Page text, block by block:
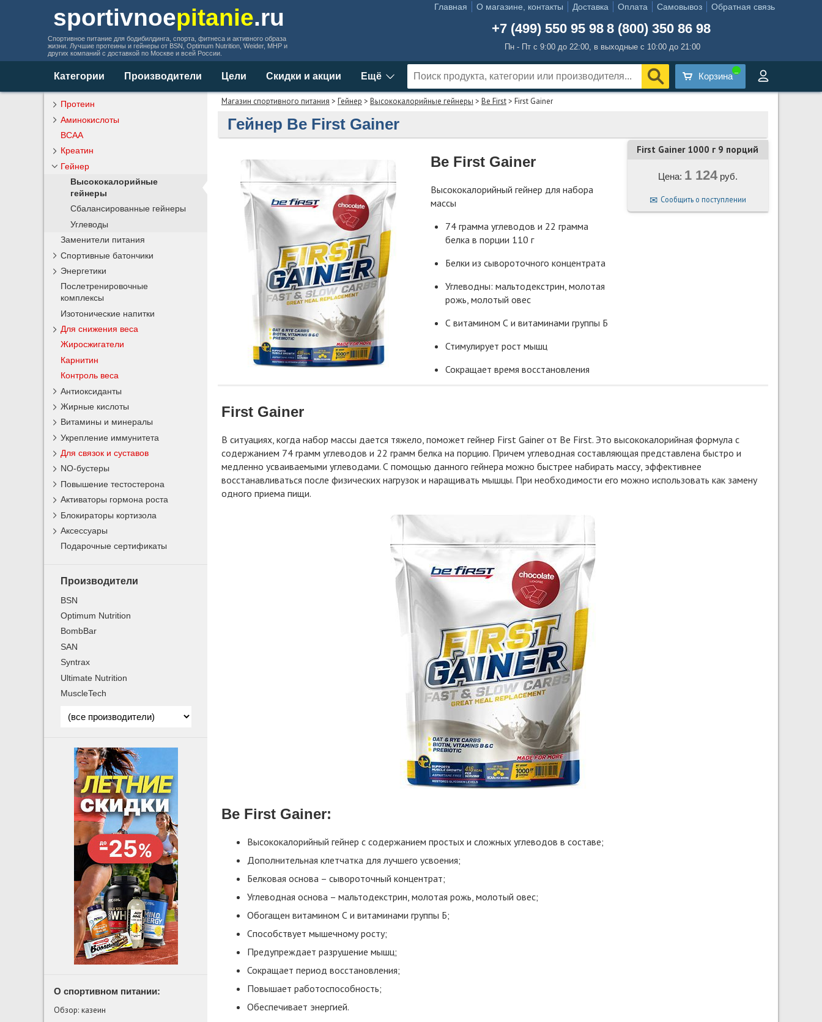
sportivnoepitanie.ru
Спортивное питание для бодибилдинга, спорта, фитнеса и активного образа
жизни. Лучшие протеины и гейнеры от BSN, Optimum Nutrition, Weider, MHP и
других компаний с доставкой по Москве и всей России.
Главная О магазине, контакты Доставка Оплата Самовывоз Обратная связь
+7 (499) 550 95 98 8 (800) 350 86 98
Пн - Пт с 9:00 до 22:00, в выходные с 10:00 до 21:00
Категории Производители Цели Скидки и акции Ещё Корзина
Магазин спортивного питания > Гейнер > Высококалорийные гейнеры > Be First> First Gainer
Гейнер Be First Gainer
Be First Gainer
Высококалорийный гейнер для набора
массы
74 грамма углеводов и 22 грамма
белка в порции 110 г
Белки из сывороточного концентрата
Углеводны: мальтодекстрин, молотая
рожь, молотый овес
С витамином С и витаминами группы Б
Стимулирует рост мышц
Сокращает время восстановления
First Gainer 1000 г 9 порций
Цена: 1 124руб.
Сообщить о поступлении
First Gainer
В ситуациях, когда набор массы дается тяжело, поможет гейнер First Gainer от Be First. Это высококалорийная формула с
содержанием 74 грамм углеводов и 22 грамм белка на порцию. Причем углеводная составляющая представлена быстро и
медленно усваиваемыми углеводами. С помощью данного гейнера можно быстрее набирать массу, эффективнее
восстанавливаться после физических нагрузок и наращивать мышцы. При необходимости его можно использовать как замену
одного приема пищи.
Be First Gainer:
Высококалорийный гейнер с содержанием простых и сложных углеводов в составе;
Дополнительная клетчатка для лучшего усвоения;
Белковая основа – сывороточный концентрат;
Углеводная основа – мальтодекстрин, молотая рожь, молотый овес;
Обогащен витамином С и витаминами группы Б;
Способствует мышечному росту;
Предупреждает разрушение мышц;
Сокращает период восстановления;
Повышает работоспособность;
Обеспечивает энергией.
Протеин
Аминокислоты
BCAA
Креатин
Гейнер
Высококалорийные
гейнеры
Сбалансированные гейнеры
Углеводы
Заменители питания
Спортивные батончики
Энергетики
Послетренировочные
комплексы
Изотонические напитки
Для снижения веса
Жиросжигатели
Карнитин
Контроль веса
Антиоксиданты
Жирные кислоты
Витамины и минералы
Укрепление иммунитета
Для связок и суставов
NO-бустеры
Повышение тестостерона
Активаторы гормона роста
Блокираторы кортизола
Аксессуары
Подарочные сертификаты
Производители
BSN
Optimum Nutrition
BombBar
SAN
Syntrax
Ultimate Nutrition
MuscleTech
О спортивном питании:
Обзор: казеин